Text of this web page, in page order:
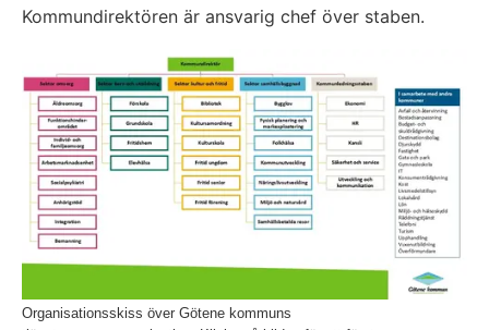
Kommundirektören är ansvarig chef över staben.
Organisationsskiss över Götene kommuns